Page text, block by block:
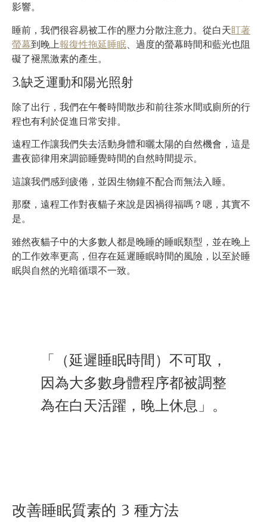
影響。
睡前，我們很容易被工作的壓力分散注意力。從白天盯著
螢幕到晚上報復性拖延睡眠 、過度的螢幕時間和藍光也阻
礙了褪黑激素的產生。
3.缺乏運動和陽光照射
除了出行，我們在午餐時間散步和前往茶水間或廁所的行
程也有利於促進日常安排。
遠程工作讓我們失去活動身體和曬太陽的自然機會，這是
晝夜節律用來調節睡覺時間的自然時間提示。
這讓我們感到疲倦，並因生物鐘不配合而無法入睡。
那麼，遠程工作對夜貓子來說是因禍得福嗎？嗯，其實不
是。
雖然夜貓子中的大多數人都是晚睡的睡眠類型，並在晚上
的工作效率更高，但存在延遲睡眠時間的風險，以至於睡
眠與自然的光暗循環不一致。
「（延遲睡眠時間）不可取，
因為大多數身體程序都被調整
為在白天活躍，晚上休息」。
改善睡眠質素的 3 種方法